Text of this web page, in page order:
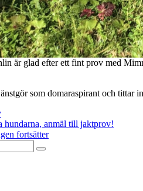
är glad efter ett fint prov med
som domaraspirant och tittar
hundarna, anmäl till jaktprov!
fortsätter
Sök